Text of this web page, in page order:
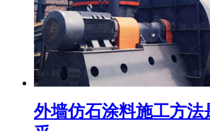
外墙仿石涂料施工方法